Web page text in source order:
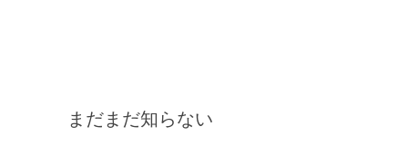
まだまだ知らない